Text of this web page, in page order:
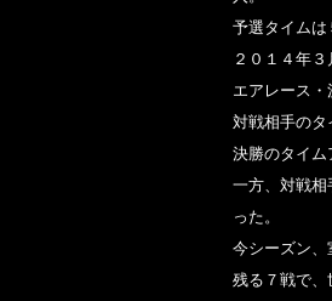
予選タイムは
２０１４年３
エアレース・
対戦相手のタ
決勝のタイム
一方、対戦相
った。
今シーズン、
残る７戦で、